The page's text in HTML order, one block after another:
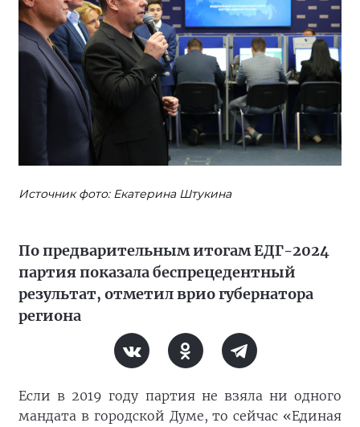
Источник фото: Екатерина Штукина
По предварительным итогам ЕДГ-2024
партия показала беспрецедентный
результат, отметил врио губернатора
региона
Если в 2019 году партия не взяла ни одного
мандата в городской Думе, то сейчас «Единая